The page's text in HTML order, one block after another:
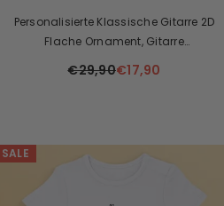
Personalisierte Klassische Gitarre 2D
Flache Ornament, Gitarre
€29,90€17,90
SALE